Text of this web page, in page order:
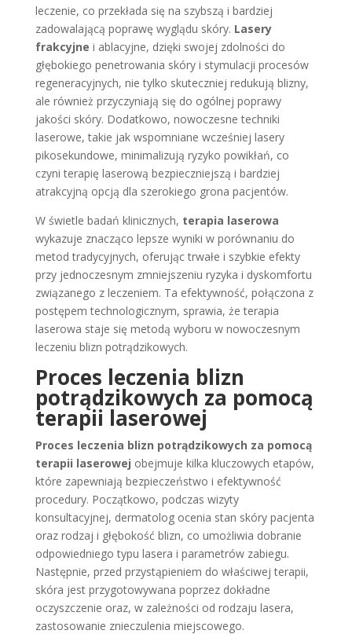
leczenie, co przekłada się na szybszą i bardziej
zadowalającą poprawę wyglądu skóry. Lasery
frakcyjne i ablacyjne, dzięki swojej zdolności do
głębokiego penetrowania skóry i stymulacji procesów
regeneracyjnych, nie tylko skuteczniej redukują blizny,
ale również przyczyniają się do ogólnej poprawy
jakości skóry. Dodatkowo, nowoczesne techniki
laserowe, takie jak wspomniane wcześniej lasery
pikosekundowe, minimalizują ryzyko powikłań, co
czyni terapię laserową bezpieczniejszą i bardziej
atrakcyjną opcją dla szerokiego grona pacjentów.
W świetle badań klinicznych, terapia laserowa
wykazuje znacząco lepsze wyniki w porównaniu do
metod tradycyjnych, oferując trwałe i szybkie efekty
przy jednoczesnym zmniejszeniu ryzyka i dyskomfortu
związanego z leczeniem. Ta efektywność, połączona z
postępem technologicznym, sprawia, że terapia
laserowa staje się metodą wyboru w nowoczesnym
leczeniu blizn potrądzikowych.
Proces leczenia blizn
potrądzikowych za pomocą
terapii laserowej
Proces leczenia blizn potrądzikowych za pomocą
terapii laserowej obejmuje kilka kluczowych etapów,
które zapewniają bezpieczeństwo i efektywność
procedury. Początkowo, podczas wizyty
konsultacyjnej, dermatolog ocenia stan skóry pacjenta
oraz rodzaj i głębokość blizn, co umożliwia dobranie
odpowiedniego typu lasera i parametrów zabiegu.
Następnie, przed przystąpieniem do właściwej terapii,
skóra jest przygotowywana poprzez dokładne
oczyszczenie oraz, w zależności od rodzaju lasera,
zastosowanie znieczulenia miejscowego.